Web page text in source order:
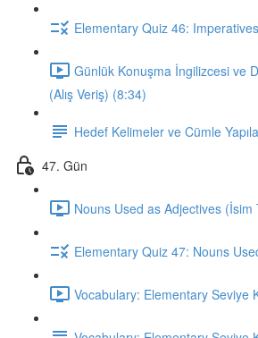
Elementary Quiz 46: Imperatives
Günlük Konuşma İngilizcesi ve
(Alış Veriş) (8:34)
Hedef Kelimeler ve Cümle
47. Gün
Nouns Used as Adjectives (İsim
Elementary Quiz 47: Nouns
Vocabulary: Elementary Seviye